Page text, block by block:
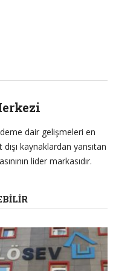
dair gelişmeleri en
kaynaklardan yansıtan
lider markasıdır.